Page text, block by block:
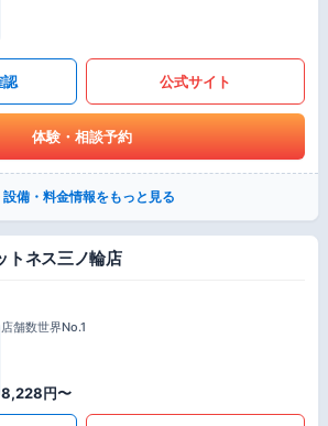
認 公式サイト
体験・相談予約
設備・料金情報をもっと見る
トネス三ノ輪店
店舗数世界No.1
8,228円〜